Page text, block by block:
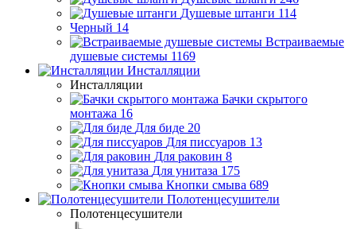
Душевые штанги 114
Черный 14
Встраиваемые
душевые системы 1169
Инсталляции
Инсталляции
Бачки скрытого
монтажа 16
Для биде 20
Для писсуаров 13
Для раковин 8
Для унитаза 175
Кнопки смыва 689
Полотенцесушители
Полотенцесушители